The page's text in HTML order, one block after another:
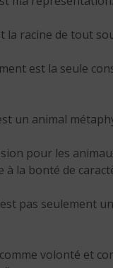
la racine de tout
est la seule
un animal
pour les
à la bonté de
pas seulement
volonté et